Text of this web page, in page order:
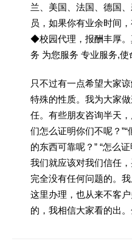
兰、美国、法国、德国
员，如果你有业余时间
◆校园代理，报酬丰厚。
务 为您服务 专业服务,使
只不过有一点希望大家
特殊的性质。我为大家
任。有些朋友咨询半天
们怎么证明你们不呢？
的东西可靠呢？” “怎么
我们就应该对我们信任
完全没有任何问题的。
这里办理，也从来不客
的，我相信大家看的出